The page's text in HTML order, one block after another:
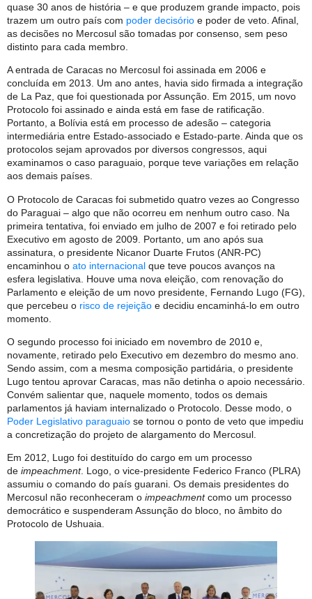
quase 30 anos de história – e que produzem grande impacto, pois
trazem um outro país com poder decisório e poder de veto. Afinal,
as decisões no Mercosul são tomadas por consenso, sem peso
distinto para cada membro.
A entrada de Caracas no Mercosul foi assinada em 2006 e
concluída em 2013. Um ano antes, havia sido firmada a integração
de La Paz, que foi questionada por Assunção. Em 2015, um novo
Protocolo foi assinado e ainda está em fase de ratificação.
Portanto, a Bolívia está em processo de adesão – categoria
intermediária entre Estado-associado e Estado-parte. Ainda que os
protocolos sejam aprovados por diversos congressos, aqui
examinamos o caso paraguaio, porque teve variações em relação
aos demais países.
O Protocolo de Caracas foi submetido quatro vezes ao Congresso
do Paraguai – algo que não ocorreu em nenhum outro caso. Na
primeira tentativa, foi enviado em julho de 2007 e foi retirado pelo
Executivo em agosto de 2009. Portanto, um ano após sua
assinatura, o presidente Nicanor Duarte Frutos (ANR-PC)
encaminhou o ato internacional que teve poucos avanços na
esfera legislativa. Houve uma nova eleição, com renovação do
Parlamento e eleição de um novo presidente, Fernando Lugo (FG),
que percebeu o risco de rejeição e decidiu encaminhá-lo em outro
momento.
O segundo processo foi iniciado em novembro de 2010 e,
novamente, retirado pelo Executivo em dezembro do mesmo ano.
Sendo assim, com a mesma composição partidária, o presidente
Lugo tentou aprovar Caracas, mas não detinha o apoio necessário.
Convém salientar que, naquele momento, todos os demais
parlamentos já haviam internalizado o Protocolo. Desse modo, o
Poder Legislativo paraguaio se tornou o ponto de veto que impediu
a concretização do projeto de alargamento do Mercosul.
Em 2012, Lugo foi destituído do cargo em um processo
de impeachment. Logo, o vice-presidente Federico Franco (PLRA)
assumiu o comando do país guarani. Os demais presidentes do
Mercosul não reconheceram o impeachmentcomo um processo
democrático e suspenderam Assunção do bloco, no âmbito do
Protocolo de Ushuaia.